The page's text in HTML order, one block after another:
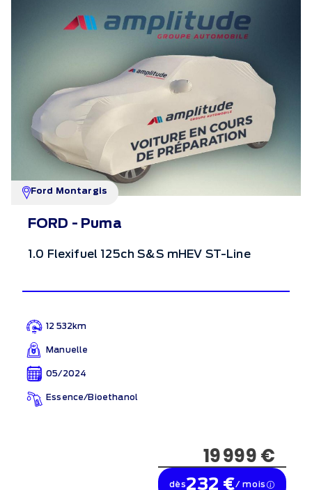
Ford Montargis
FORD - Puma
1.0 Flexifuel 125ch S&S mHEV ST-Line
12 532km
Manuelle
05/2024
Essence/Bioethanol
19 999 €
dès232 €/ mois